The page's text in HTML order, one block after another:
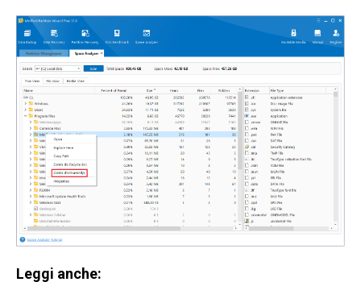
Leggi anche: